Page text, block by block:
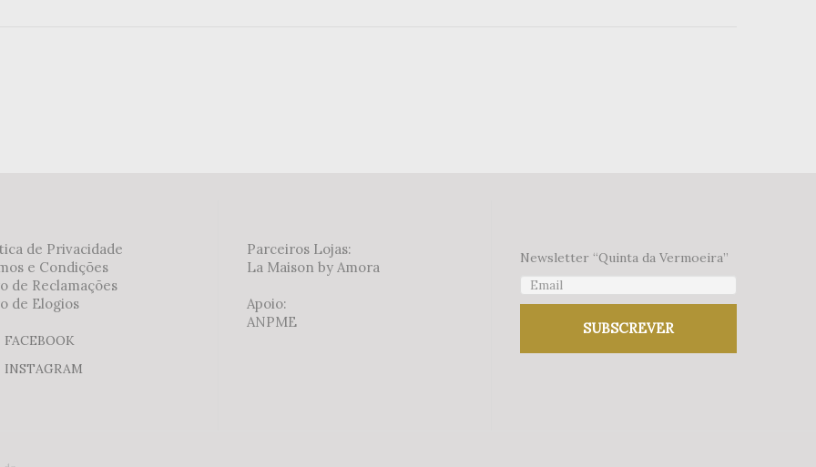
de Privacidade
e Condições
de Reclamações
de Elogios
FACEBOOK
INSTAGRAM
Parceiros Lojas:
La Maison by Amora
Apoio:
ANPME
Newsletter “Quinta da Vermoeira”